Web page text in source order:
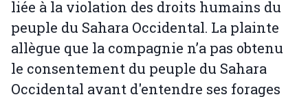
liée à la violation des droits humains du
peuple du Sahara Occidental. La plainte
allègue que la compagnie n’a pas obtenu
le consentement du peuple du Sahara
Occidental avant d'entendre ses forages